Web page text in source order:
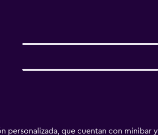
personalizada, que cuentan con minibar y